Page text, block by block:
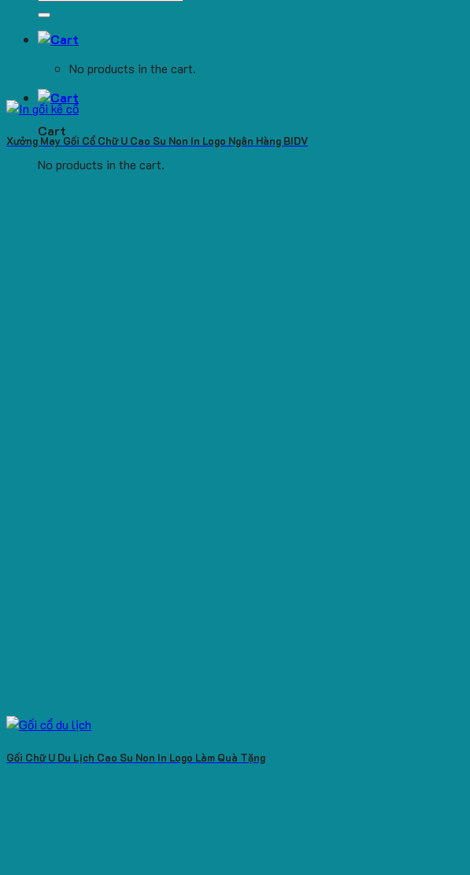
No products in the cart.
Cart
No products in the cart.
Xưởng May Gối Cổ Chữ U Cao Su Non In Logo Ngân Hàng BIDV
Gối Chữ U Du Lịch Cao Su Non In Logo Làm Quà Tặng